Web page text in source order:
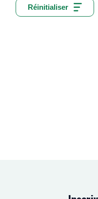
Réinitialiser